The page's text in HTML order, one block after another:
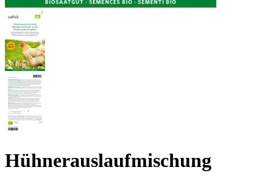
Hühnerauslaufmischung